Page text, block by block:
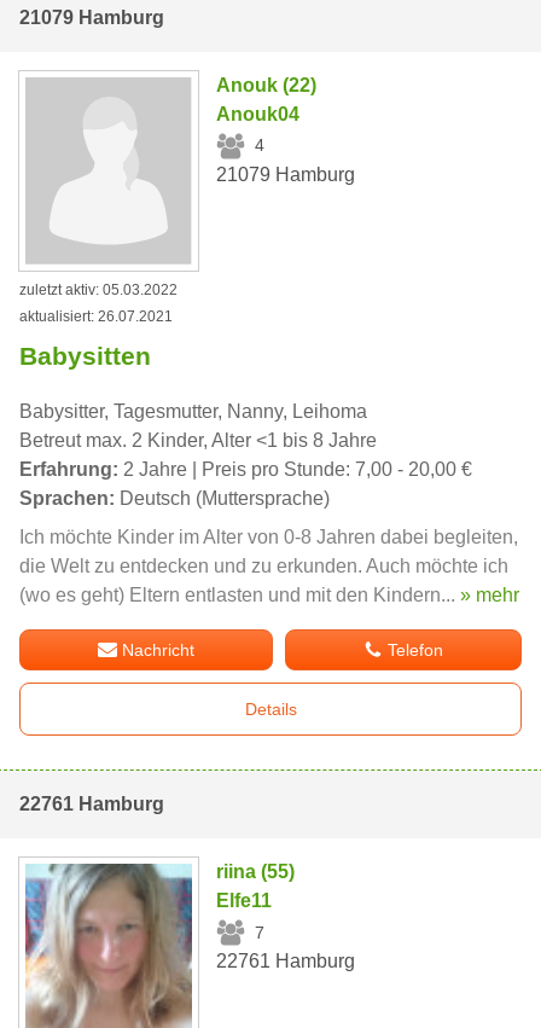
21079 Hamburg
Anouk (22)
Anouk04
4
21079 Hamburg
zuletzt aktiv: 05.03.2022
aktualisiert: 26.07.2021
Babysitten
Babysitter, Tagesmutter, Nanny, Leihoma
Betreut max. 2 Kinder, Alter <1 bis 8 Jahre
Erfahrung: 2 Jahre | Preis pro Stunde: 7,00 - 20,00 €
Sprachen: Deutsch (Muttersprache)
Ich möchte Kinder im Alter von 0-8 Jahren dabei begleiten,
die Welt zu entdecken und zu erkunden. Auch möchte ich
(wo es geht) Eltern entlasten und mit den Kindern... » mehr
Nachricht Telefon
Details
22761 Hamburg
riina (55)
Elfe11
7
22761 Hamburg